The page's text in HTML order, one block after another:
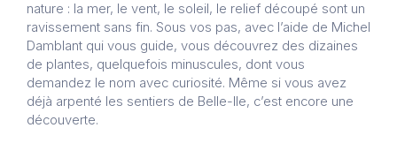
nature : la mer, le vent, le soleil, le relief découpé sont un
ravissement sans fin. Sous vos pas, avec l’aide de Michel
Damblant qui vous guide, vous découvrez des dizaines
de plantes, quelquefois minuscules, dont vous
demandez le nom avec curiosité. Même si vous avez
déjà arpenté les sentiers de Belle-Ile, c’est encore une
découverte.